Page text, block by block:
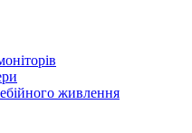
живлення